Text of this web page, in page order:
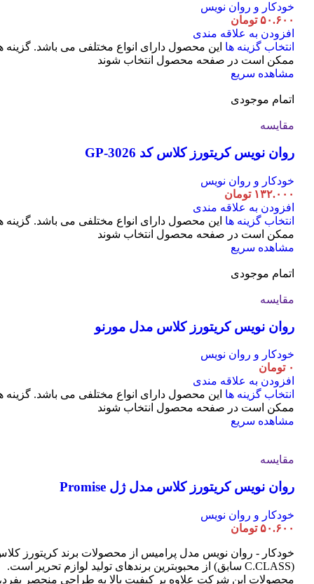
خودکار و روان نویس
۵۰.۶۰۰ تومان
افزودن به علاقه مندی
انتخاب گزینه ها این محصول دارای انواع مختلفی می باشد. گزینه
ممکن است در صفحه محصول انتخاب شوند
مشاهده سریع
اتمام موجودی
مقایسه
روان نویس کریتورز کلاس کد GP-3026
خودکار و روان نویس
۱۳۲.۰۰۰ تومان
افزودن به علاقه مندی
انتخاب گزینه ها این محصول دارای انواع مختلفی می باشد. گزینه
ممکن است در صفحه محصول انتخاب شوند
مشاهده سریع
اتمام موجودی
مقایسه
روان نویس کریتورز کلاس مدل مورنو
خودکار و روان نویس
۰ تومان
افزودن به علاقه مندی
انتخاب گزینه ها این محصول دارای انواع مختلفی می باشد. گزینه
ممکن است در صفحه محصول انتخاب شوند
مشاهده سریع
مقایسه
روان نویس کریتورز کلاس مدل ژل Promise
خودکار و روان نویس
۵۰.۶۰۰ تومان
خودکار - روان نویس مدل پرامیس از محصولات برند کریتورز
(C.CLASS سابق) از محبوبترین برندهای تولید لوازم تحریر است.
محصولات این شرکت علاوه بر کیفیت بالا به طراحی منحصر